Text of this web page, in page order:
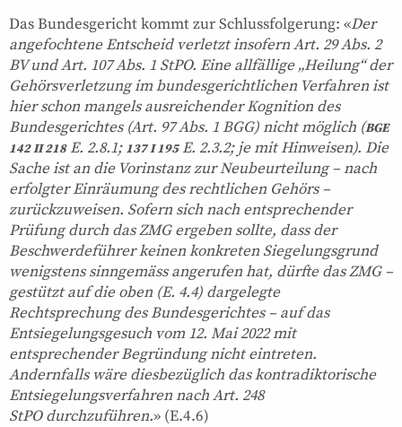
Das Bundesgericht kommt zur Schlussfolgerung: «Der
angefochtene Entscheid verletzt insofern Art. 29 Abs. 2
BV und Art. 107 Abs. 1 StPO. Eine allfällige „Heilung“ der
Gehörsverletzung im bundesgerichtlichen Verfahren ist
hier schon mangels ausreichender Kognition des
Bundesgerichtes (Art. 97 Abs. 1 BGG) nicht möglich (BGE
142 II 218E. 2.8.1; 137 I 195E. 2.3.2; je mit Hinweisen). Die
Sache ist an die Vorinstanz zur Neubeurteilung – nach
erfolgter Einräumung des rechtlichen Gehörs –
zurückzuweisen. Sofern sich nach entsprechender
Prüfung durch das ZMG ergeben sollte, dass der
Beschwerdeführer keinen konkreten Siegelungsgrund
wenigstens sinngemäss angerufen hat, dürfte das ZMG –
gestützt auf die oben (E. 4.4) dargelegte
Rechtsprechung des Bundesgerichtes – auf das
Entsiegelungsgesuch vom 12. Mai 2022 mit
entsprechender Begründung nicht eintreten.
Andernfalls wäre diesbezüglich das kontradiktorische
Entsiegelungsverfahren nach Art. 248
StPO durchzuführen.» (E.4.6)